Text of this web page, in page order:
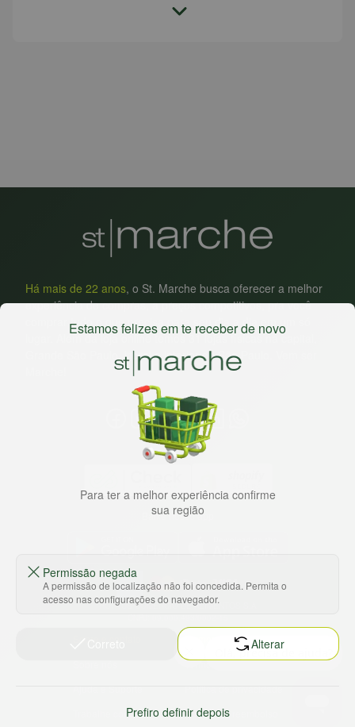
Há mais de 22 anos, o St. Marche busca oferecer a melhor
experiência de compras, a preços competitivos, pra você
comprar tudo o que precisa para seu dia a dia em um só
lugar. Além da loja online temos 31 lojas físicas na capital,
Grande São Paulo, litoral e interior de São Paulo. Vem ser
HORTUS COMERCIO DE ALIMENTOS S.A
Trabalhe conosco
Termos e políticas
Termos de serviço
Política de reembolso
Baixe nosso app
Estamos felizes em te receber de novo
Para ter a melhor experiência confirme
sua região
Permissão negada
A permissão de localização não foi concedida. Permita o
acesso nas configurações do navegador.
Alterar
Prefiro definir depois